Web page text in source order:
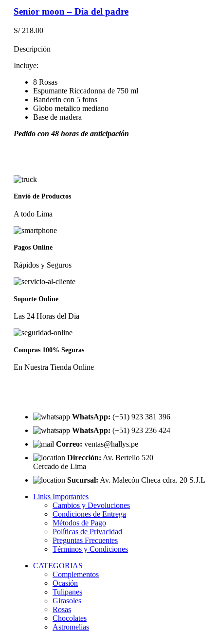
Senior moon – Día del padre
S/218.00
Descripción
Incluye:
8 Rosas
Espumante Riccadonna de 750 ml
Banderin con 5 fotos
Globo metalico mediano
Base de madera
Pedido con 48 horas de anticipación
Envió de Productos
A todo Lima
Pagos Online
Rápidos y Seguros
Soporte Online
Las 24 Horas del Dia
Compras 100% Seguras
En Nuestra Tienda Online
WhatsApp: (+51) 923 381 396
WhatsApp: (+51) 923 236 424
Correo: ventas@hallys.pe
Dirección: Av. Bertello 520
Cercado de Lima
Sucursal: Av. Malecón Checa cdra. 20 S.J.L
Links Importantes
Cambios y Devoluciones
Condiciones de Entrega
Métodos de Pago
Políticas de Privacidad
Preguntas Frecuentes
Términos y Condiciones
CATEGORIAS
Complementos
Ocasión
Tulipanes
Girasoles
Rosas
Chocolates
Astromelias